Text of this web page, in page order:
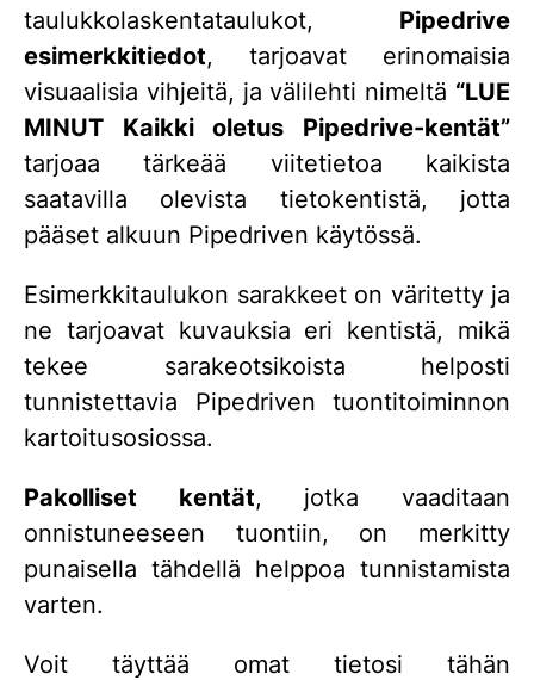
taulukkolaskentataulukot, Pipedrive
esimerkkitiedot, tarjoavat erinomaisia
visuaalisia vihjeitä, ja välilehti nimeltä “LUE
MINUT Kaikki oletus Pipedrive-kentät”
tarjoaa tärkeää viitetietoa kaikista
saatavilla olevista tietokentistä, jotta
pääset alkuun Pipedriven käytössä.
Esimerkkitaulukon sarakkeet on väritetty ja
ne tarjoavat kuvauksia eri kentistä, mikä
tekee sarakeotsikoista helposti
tunnistettavia Pipedriven tuontitoiminnon
kartoitusosiossa.
Pakolliset kentät, jotka vaaditaan
onnistuneeseen tuontiin, on merkitty
punaisella tähdellä helppoa tunnistamista
varten.
Voit täyttää omat tietosi tähän